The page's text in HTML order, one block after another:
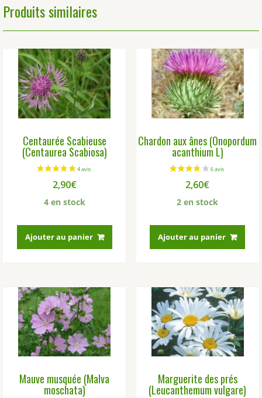
Produits similaires
Centaurée Scabieuse
(Centaurea Scabiosa)
2,90€
4 en stock
Ajouter au panier
Chardon aux ânes (Onopordum
acanthium L)
2,60€
2 en stock
Ajouter au panier
Mauve musquée (Malva
moschata)
Marguerite des prés
(Leucanthemum vulgare)